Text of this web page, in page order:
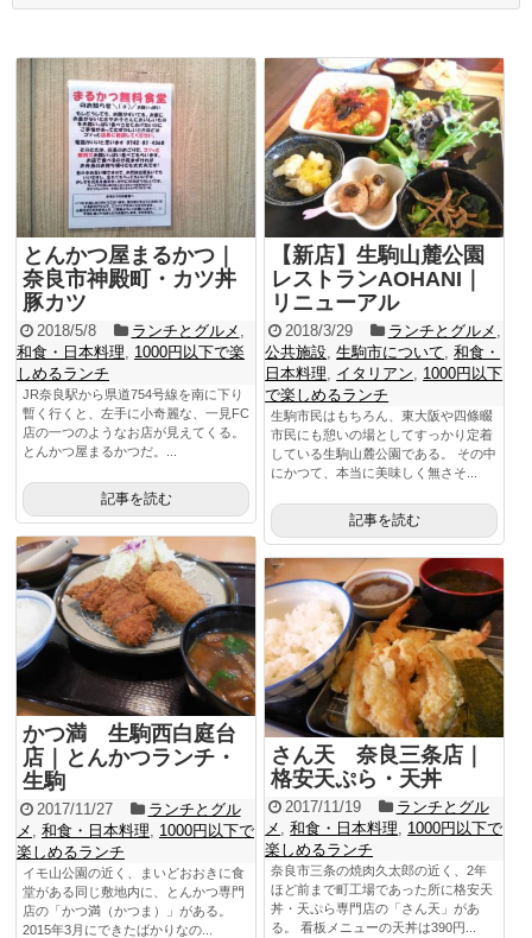
とんかつ屋まるかつ｜
奈良市神殿町・カツ丼
豚カツ
2018/5/8 ランチとグルメ
和食・日本料理
1000円以下で楽
しめるランチ
JR奈良駅から県道754号線を南に下り
暫く行くと、左手に小奇麗な、一見FC
店の一つのようなお店が見えてくる。
とんかつ屋まるかつだ。...
記事を読む
【新店】生駒山麓公園
レストランAOHANI｜
リニューアル
2018/3/29 ランチとグルメ
公共施設 ,生駒市について ,和食・
日本料理
イタリアン
1000円以下
で楽しめるランチ
生駒市民はもちろん、東大阪や四條畷
市民にも憩いの場としてすっかり定着
している生駒山麓公園である。 その中
にかつて、本当に美味しく無さそ...
記事を読む
かつ満 生駒西白庭台
店｜とんかつランチ・
生駒
2017/11/27
ランチとグル
メ
和食・日本料理
1000円以下で
楽しめるランチ
イモ山公園の近く、まいどおおきに食
堂がある同じ敷地内に、とんかつ専門
店の「かつ満（かつま）」がある。
2015年3月にできたばかりなの...
さん天 奈良三条店｜
格安天ぷら・天丼
2017/11/19
ランチとグル
メ
,和食・日本料理
1000円以下で
楽しめるランチ
奈良市三条の焼肉久太郎の近く、2年
ほど前まで町工場であった所に格安天
丼・天ぷら専門店の「さん天」があ
る。 看板メニューの天丼は390円...